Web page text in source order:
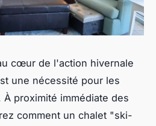
cœur de l'action hivernale
une nécessité pour les
proximité immédiate des
comment un chalet "ski-